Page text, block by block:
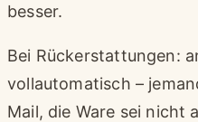
besser.
Bei Rückerstattungen:
vollautomatisch –
Mail, die Ware sei nicht